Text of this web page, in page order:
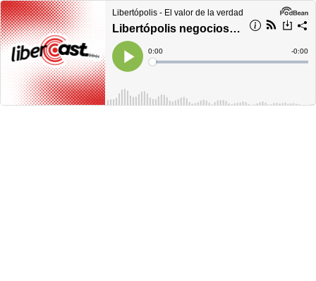
Libertópolis - El valor de la verdad
Libertópolis negocios, martes 14 de marzo de 2023
Play
Current
Time
0:00
Loaded:
Time
-0:00